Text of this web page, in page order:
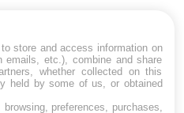
(Sclérose latérale
to store and access information on
etc.), combine and share
whether collected on this
held by some of us, or obtained
preferences, purchases,